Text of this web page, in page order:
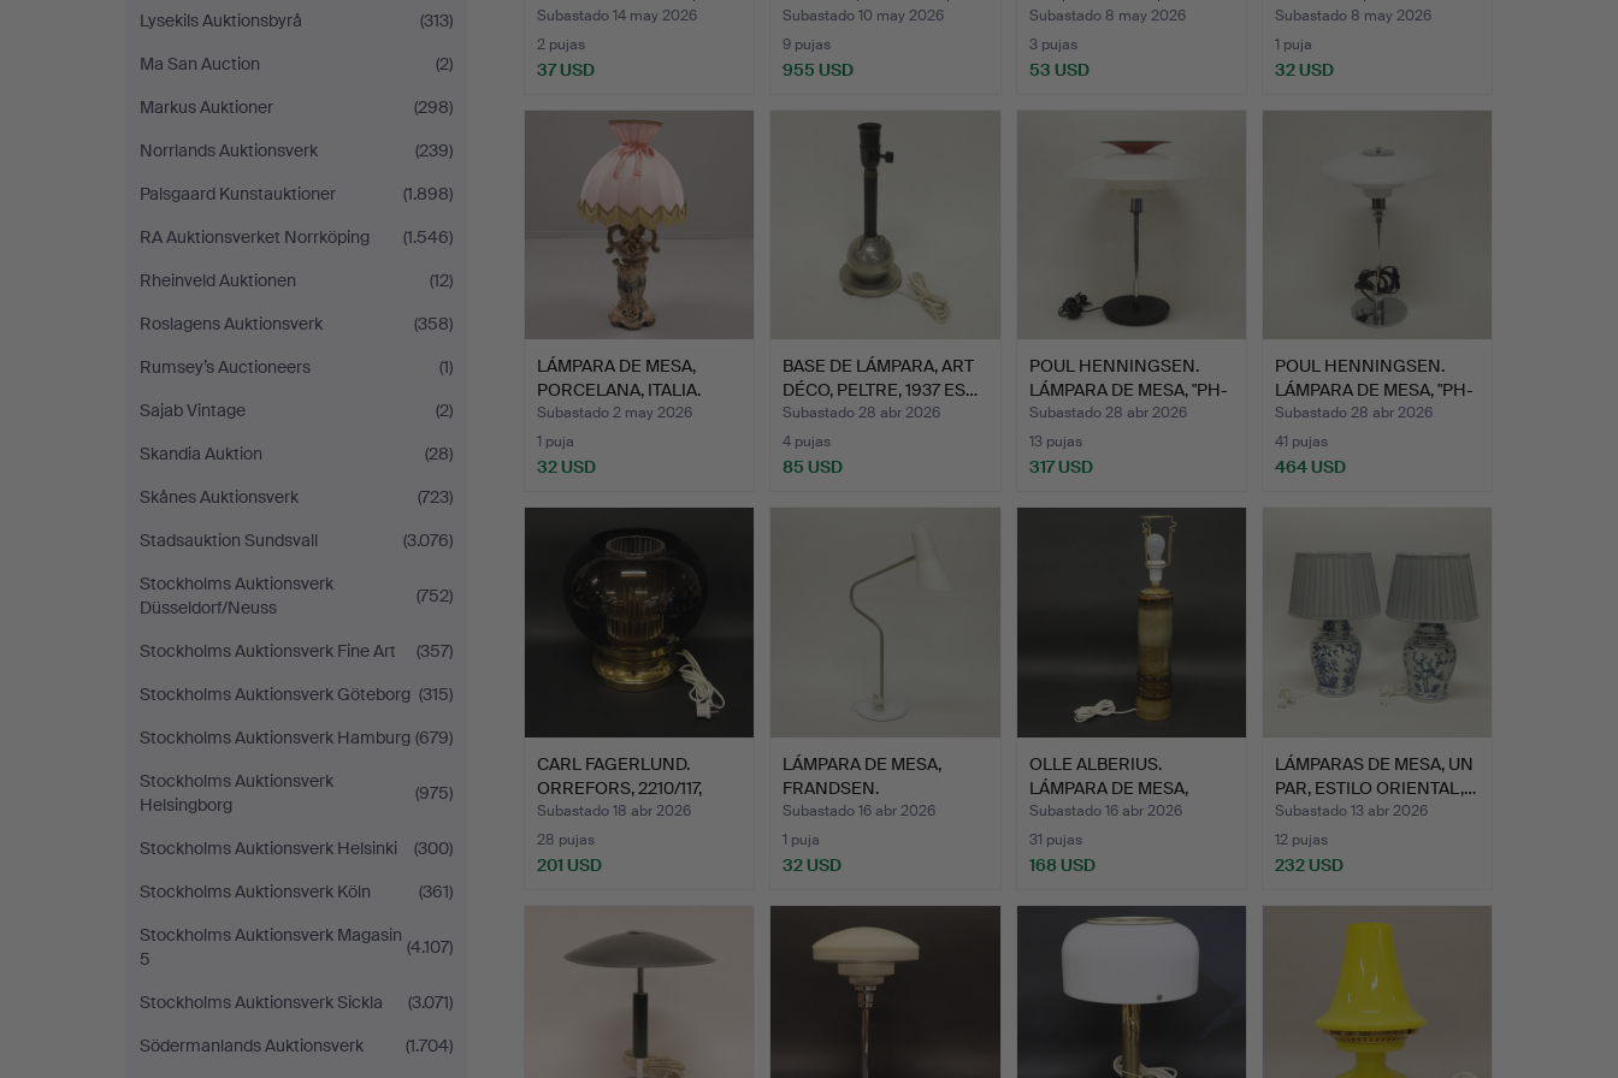
Lysekils Auktionsbyrå
(313)
Ma San Auction
(2)
Markus Auktioner
(298)
Norrlands Auktionsverk
(239)
Palsgaard Kunstauktioner
(1.898)
RA Auktionsverket Norrköping
(1.546)
Rheinveld Auktionen
(12)
Roslagens Auktionsverk
(358)
Rumsey’s Auctioneers
(1)
Sajab Vintage
(2)
Skandia Auktion
(28)
Skånes Auktionsverk
(723)
Stadsauktion Sundsvall
(3.076)
Stockholms Auktionsverk
Düsseldorf/Neuss
(752)
Stockholms Auktionsverk Fine Art
(357)
Stockholms Auktionsverk Göteborg (315)
Stockholms Auktionsverk Hamburg (679)
Stockholms Auktionsverk
Helsingborg
(975)
Stockholms Auktionsverk Helsinki
(300)
Stockholms Auktionsverk Köln
(361)
Stockholms Auktionsverk Magasin
5
(4.107)
Stockholms Auktionsverk Sickla
(3.071)
Södermanlands Auktionsverk
(1.704)
DISEÑADA PO…
Subastado 14 may 2026
2 pujas
37 USD
Subastado 10 may 2026
9 pujas
955 USD
GULDKRO…
Subastado 8 may 2026
3 pujas
53 USD
PARA BE…
Subastado 8 may 2026
1 puja
32 USD
LÁMPARA DE MESA,
PORCELANA, ITALIA.
Subastado 2 may 2026
1 puja
32 USD
BASE DE LÁMPARA, ART
DÉCO, PELTRE, 1937 ES…
Subastado 28 abr 2026
4 pujas
85 USD
POUL HENNINGSEN.
LÁMPARA DE MESA, "PH-
80",…
Subastado 28 abr 2026
13 pujas
317 USD
POUL HENNINGSEN.
LÁMPARA DE MESA, "PH-
3/2"…
Subastado 28 abr 2026
41 pujas
464 USD
CARL FAGERLUND.
ORREFORS, 2210/117,
LÁMPAR…
Subastado 18 abr 2026
28 pujas
201 USD
LÁMPARA DE MESA,
FRANDSEN.
Subastado 16 abr 2026
1 puja
32 USD
OLLE ALBERIUS.
LÁMPARA DE MESA,
RÖRSTRAND.
Subastado 16 abr 2026
31 pujas
168 USD
LÁMPARAS DE MESA, UN
PAR, ESTILO ORIENTAL,…
Subastado 13 abr 2026
12 pujas
232 USD